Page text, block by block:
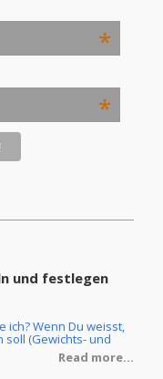
*
*
und festlegen
ich? Wenn Du weisst,
soll (Gewichts- und
Masseaufbau) und
Deiner Wahl
Read more...